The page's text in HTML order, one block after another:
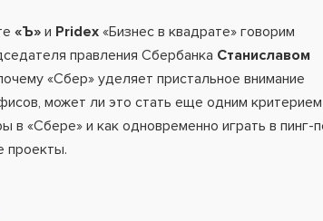
«Ъ» и Pridex «Бизнес в квадрате» говорим
правления Сбербанка Станиславом
«Сбер» уделяет пристальное внимание
может ли это стать еще одним
в «Сбере» и как одновременно играть в пинг-
проекты.